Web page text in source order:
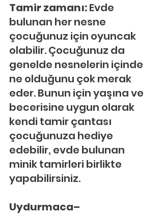
Tamir zamanı: Evde
bulunan her nesne
çocuğunuz için oyuncak
olabilir. Çocuğunuz da
genelde nesnelerin içinde
ne olduğunu çok merak
eder. Bunun için yaşına ve
becerisine uygun olarak
kendi tamir çantası
çocuğunuza hediye
edebilir, evde bulunan
minik tamirleri birlikte
yapabilirsiniz.
Uydurmaca–